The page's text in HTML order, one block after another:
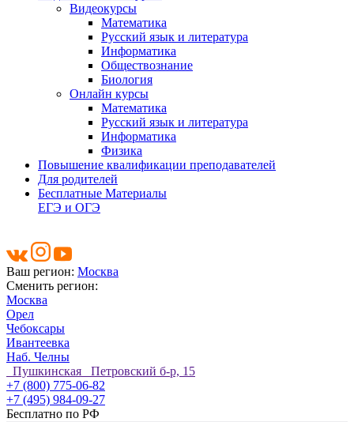
Видеокурсы
Математика
Русский язык и литература
Информатика
Обществознание
Биология
Онлайн курсы
Математика
Русский язык и литература
Информатика
Физика
Повышение квалификации преподавателей
Для родителей
Бесплатные Материалы
ЕГЭ и ОГЭ
Ваш регион: Москва
Сменить регион:
Москва
Орел
Чебоксары
Ивантеевка
Наб. Челны
Пушкинская Петровский б-р, 15
+7 (800) 775-06-82
+7 (495) 984-09-27
Бесплатно по РФ